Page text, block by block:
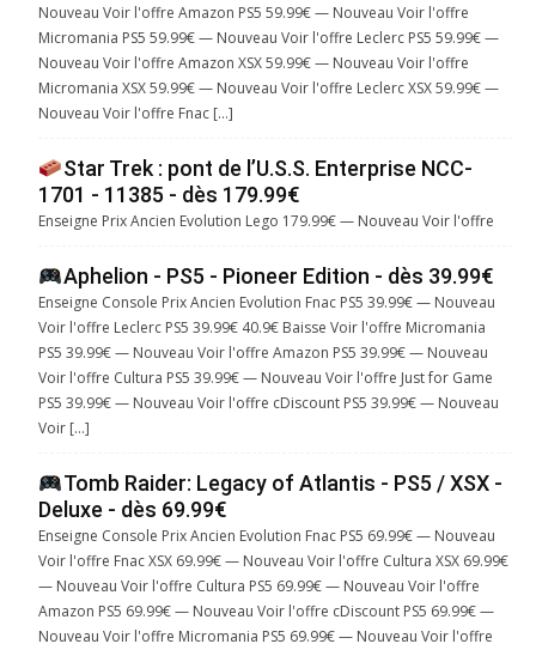
Nouveau Voir l'offre Amazon PS5 59.99€ — Nouveau Voir l'offre
Micromania PS5 59.99€ — Nouveau Voir l'offre Leclerc PS5 59.99€ —
Nouveau Voir l'offre Amazon XSX 59.99€ — Nouveau Voir l'offre
Micromania XSX 59.99€ — Nouveau Voir l'offre Leclerc XSX 59.99€ —
Nouveau Voir l'offre Fnac […]
Star Trek : pont de l’U.S.S. Enterprise NCC-
1701 - 11385 - dès 179.99€
Enseigne Prix Ancien Evolution Lego 179.99€ — Nouveau Voir l'offre
Aphelion - PS5 - Pioneer Edition - dès 39.99€
Enseigne Console Prix Ancien Evolution Fnac PS5 39.99€ — Nouveau
Voir l'offre Leclerc PS5 39.99€ 40.9€ Baisse Voir l'offre Micromania
PS5 39.99€ — Nouveau Voir l'offre Amazon PS5 39.99€ — Nouveau
Voir l'offre Cultura PS5 39.99€ — Nouveau Voir l'offre Just for Game
PS5 39.99€ — Nouveau Voir l'offre cDiscount PS5 39.99€ — Nouveau
Voir […]
Tomb Raider: Legacy of Atlantis - PS5 / XSX -
Deluxe - dès 69.99€
Enseigne Console Prix Ancien Evolution Fnac PS5 69.99€ — Nouveau
Voir l'offre Fnac XSX 69.99€ — Nouveau Voir l'offre Cultura XSX 69.99€
— Nouveau Voir l'offre Cultura PS5 69.99€ — Nouveau Voir l'offre
Amazon PS5 69.99€ — Nouveau Voir l'offre cDiscount PS5 69.99€ —
Nouveau Voir l'offre Micromania PS5 69.99€ — Nouveau Voir l'offre